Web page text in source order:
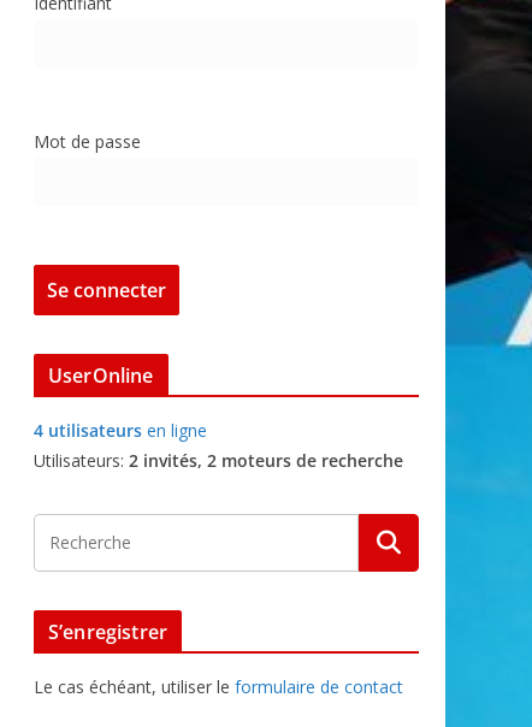
Mot de passe
UserOnline
4 utilisateurs en ligne
Utilisateurs: 2 invités, 2 moteurs de recherche
S’enregistrer
Le cas échéant, utiliser le formulaire de contact